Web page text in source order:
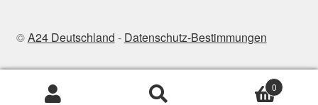
©A24 Deutschland - Datenschutz-Bestimmungen
Suchen
0